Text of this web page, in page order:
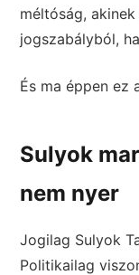
méltóság,
jogszabályból,
És ma éppen ez
Sulyok
nem nyer
Jogilag Sulyok
Politikailag